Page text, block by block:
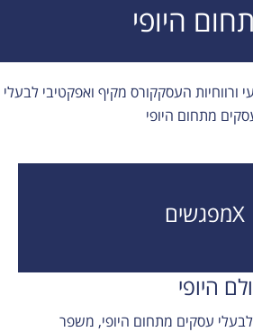
היופי
ורווחיות העסקקורס מקיף ואפקטיבי לבעלי
מתחום היופי
Xמפגשים
היופי
עסקים מתחום היופי, משפר